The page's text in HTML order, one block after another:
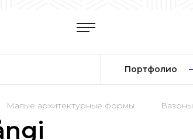
Портфолио
Малые архитектурные формы Вазоны